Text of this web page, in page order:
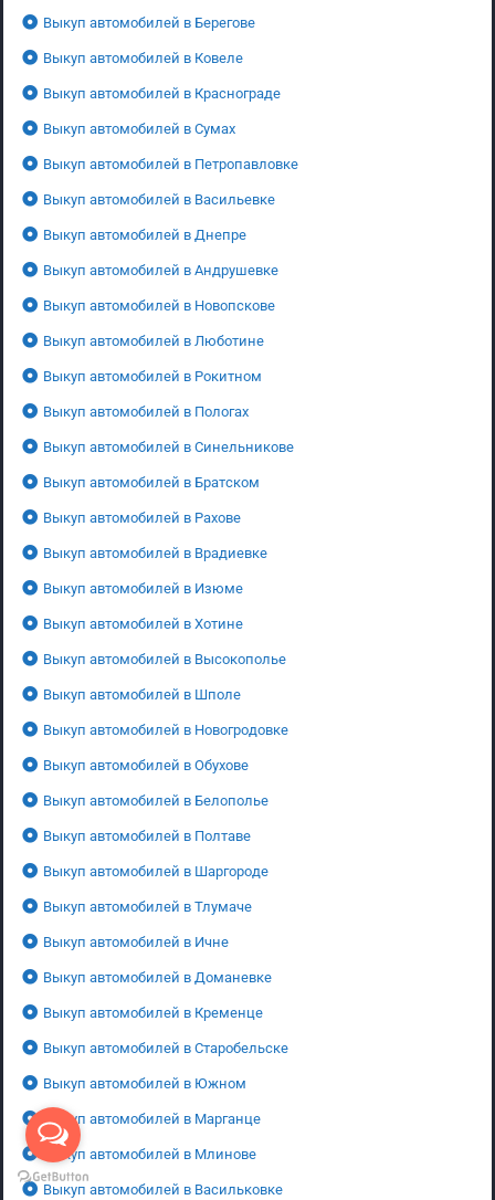
Выкуп автомобилей в Берегове
Выкуп автомобилей в Ковеле
Выкуп автомобилей в Краснограде
Выкуп автомобилей в Сумах
Выкуп автомобилей в Петропавловке
Выкуп автомобилей в Васильевке
Выкуп автомобилей в Днепре
Выкуп автомобилей в Андрушевке
Выкуп автомобилей в Новопскове
Выкуп автомобилей в Люботине
Выкуп автомобилей в Рокитном
Выкуп автомобилей в Пологах
Выкуп автомобилей в Синельникове
Выкуп автомобилей в Братском
Выкуп автомобилей в Рахове
Выкуп автомобилей в Врадиевке
Выкуп автомобилей в Изюме
Выкуп автомобилей в Хотине
Выкуп автомобилей в Высокополье
Выкуп автомобилей в Шполе
Выкуп автомобилей в Новогродовке
Выкуп автомобилей в Обухове
Выкуп автомобилей в Белополье
Выкуп автомобилей в Полтаве
Выкуп автомобилей в Шаргороде
Выкуп автомобилей в Тлумаче
Выкуп автомобилей в Ичне
Выкуп автомобилей в Доманевке
Выкуп автомобилей в Кременце
Выкуп автомобилей в Старобельске
Выкуп автомобилей в Южном
Выкуп автомобилей в Марганце
Выкуп автомобилей в Млинове
Выкуп автомобилей в Васильковке